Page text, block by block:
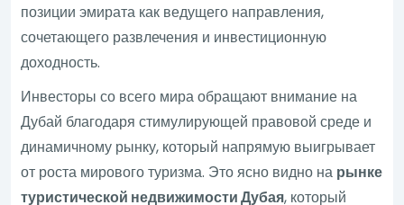
позиции эмирата как ведущего направления,
сочетающего развлечения и инвестиционную
доходность.
Инвесторы со всего мира обращают внимание на
Дубай благодаря стимулирующей правовой среде и
динамичному рынку, который напрямую выигрывает
от роста мирового туризма. Это ясно видно на рынке
туристической недвижимости Дубая, который